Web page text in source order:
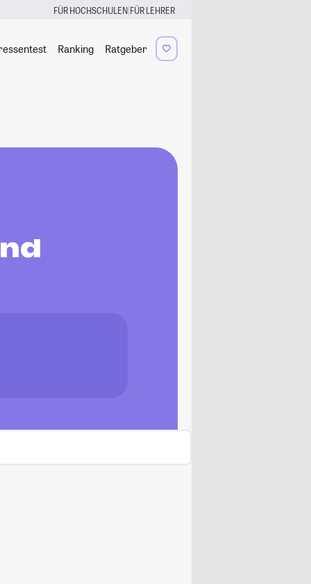
FÜR HOCHSCHULEN|FÜR LEHRER
Ranking Ratgeber